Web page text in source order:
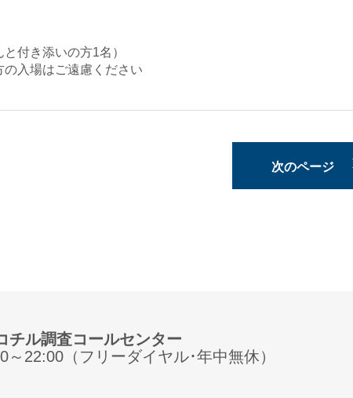
付き添いの方1名）
入場はご遠慮ください
次のページ
チル調査コールセンター
～22:00（フリーダイヤル･年中無休）